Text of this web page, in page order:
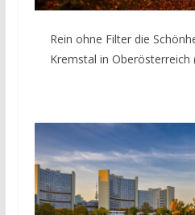
Rein ohne Filter die
Kremstal in Oberösterreich